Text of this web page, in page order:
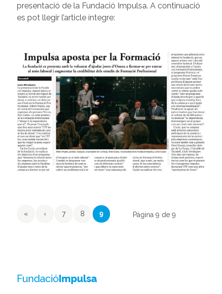
presentació de la Fundació Impulsa. A continuació
es pot llegir l’article íntegre:
Pàgina 9 de 9
« ‹ 7 8 9